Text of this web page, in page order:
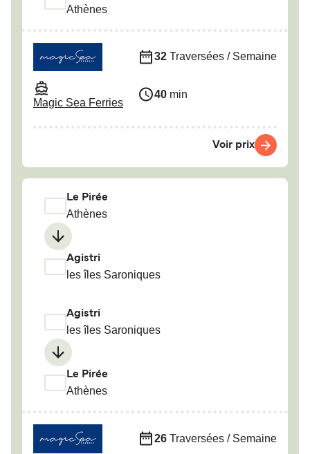
Athènes
Magic Sea Ferries
32 Traversées / Semaine
40 min
Voir prix
Le Pirée
Athènes
Agistri
les îles Saroniques
Agistri
les îles Saroniques
Le Pirée
Athènes
26 Traversées / Semaine